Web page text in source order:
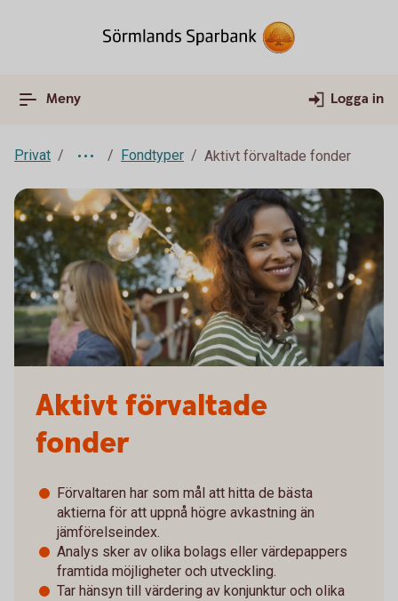
Meny Logga in
Privat Fondtyper Aktivt förvaltade fonder
Aktivt förvaltade
fonder
Förvaltaren har som mål att hitta de bästa
aktierna för att uppnå högre avkastning än
jämförelseindex.
Analys sker av olika bolags eller värdepappers
framtida möjligheter och utveckling.
Tar hänsyn till värdering av konjunktur och olika